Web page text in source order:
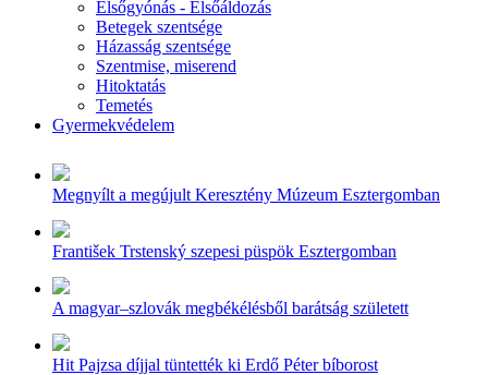
Elsőgyónás - Elsőáldozás
Betegek szentsége
Házasság szentsége
Szentmise, miserend
Hitoktatás
Temetés
Gyermekvédelem
Megnyílt a megújult Keresztény Múzeum Esztergomban
František Trstenský szepesi püspök Esztergomban
A magyar–szlovák megbékélésből barátság született
Hit Pajzsa díjjal tüntették ki Erdő Péter bíborost